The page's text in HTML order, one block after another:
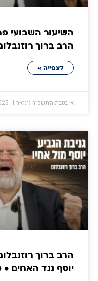
השיעור השבועי
הרב ברוך
לצפייה »
א׳ בטבת ה׳תשפ״ה (ינואר 1, 2025)
הרב ברוך
יוסף נגד האחים